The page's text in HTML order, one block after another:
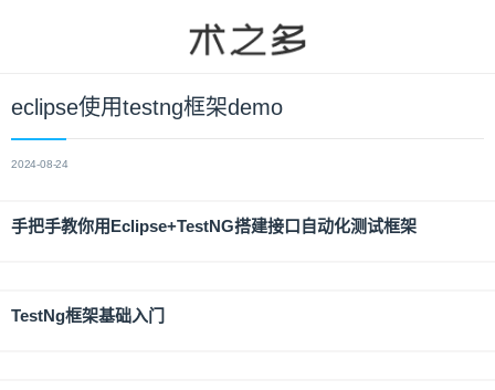
eclipse使用testng框架demo
2024-08-24
手把手教你用Eclipse+TestNG搭建接口自动化测试框架
TestNg框架基础入门